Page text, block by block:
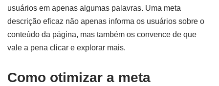
usuários em apenas algumas palavras. Uma meta
descrição eficaz não apenas informa os usuários sobre o
conteúdo da página, mas também os convence de que
vale a pena clicar e explorar mais.
Como otimizar a meta